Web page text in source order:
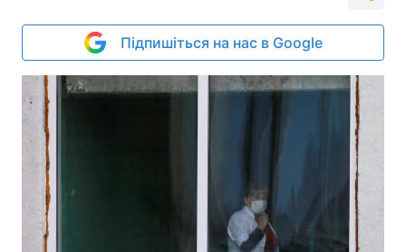
Підпишіться на нас в Google